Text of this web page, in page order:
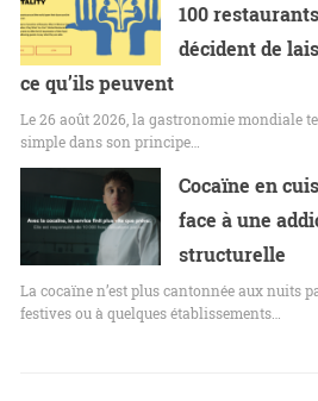
100
décident de
ce qu’ils peuvent
Le 26 août 2026, la gastronomie mondiale
simple dans son principe…
Cocaïne en
face à une
structurelle
La cocaïne n’est plus cantonnée aux nuits
festives ou à quelques établissements…